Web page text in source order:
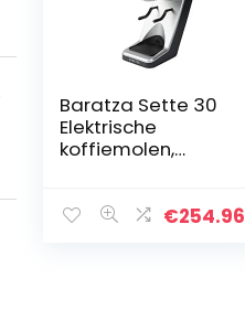
Baratza Sette 30
Elektrische
koffiemolen,
€254.96